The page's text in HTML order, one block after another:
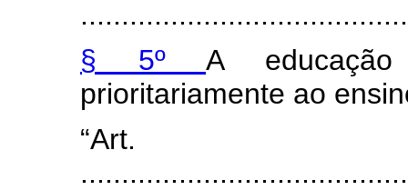
§ 5º A
prioritariamente ao